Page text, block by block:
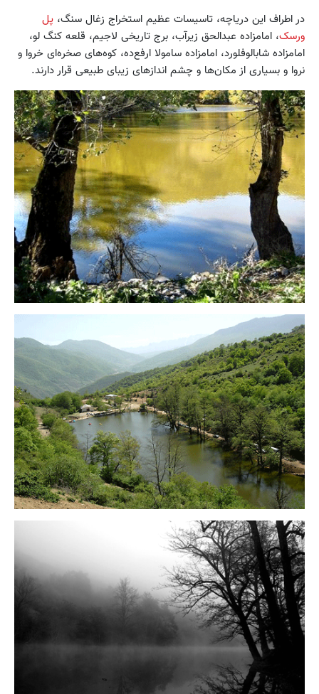
در اطراف این دریاچه، تاسیسات عظیم استخراج زغال سنگ، پل
ورسک، امامزاده عبدالحق زیرآب، برج تاریخی لاجیم، قلعه کنگ لو،
امامزاده شابالوفلورد، امامزاده سامولا ارفع‌ده، کوه‌های صخره‌ای خروا و
نروا و بسیاری از مکان‌ها و چشم اندازهای زیبای طبیعی قرار دارند.